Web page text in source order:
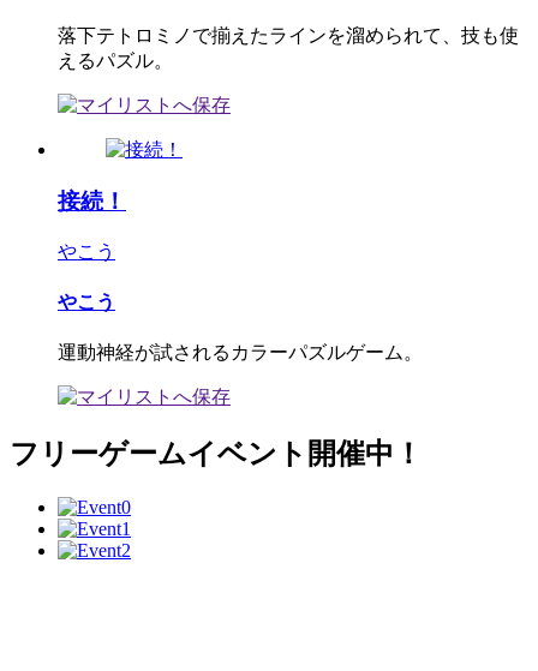
落下テトロミノで揃えたラインを溜められて、技も使
えるパズル。
接続！
やこう
やこう
運動神経が試されるカラーパズルゲーム。
フリーゲームイベント開催中！